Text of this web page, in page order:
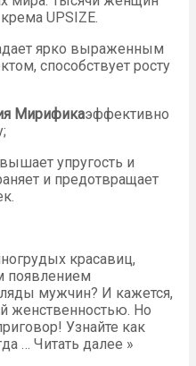
UPSIZE.
ярко выраженным
способствует росту
Мирификаэффективно
упругость и
и предотвращает
красавиц,
появлением
мужчин? И кажется,
женственностью. Но
Узнайте как
… Читать далее »